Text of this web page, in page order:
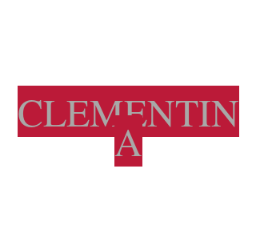
CLEMENTIN
A